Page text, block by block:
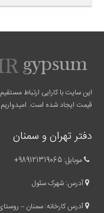
این سایت با کارایی ارتباط
قیمت ایجاد شده است. امیدواریم
دفتر تهران و سمنان
موبایل: 989121319065
+
آدرس: شهرک سئول
آدرس کارخانه: سمنان –